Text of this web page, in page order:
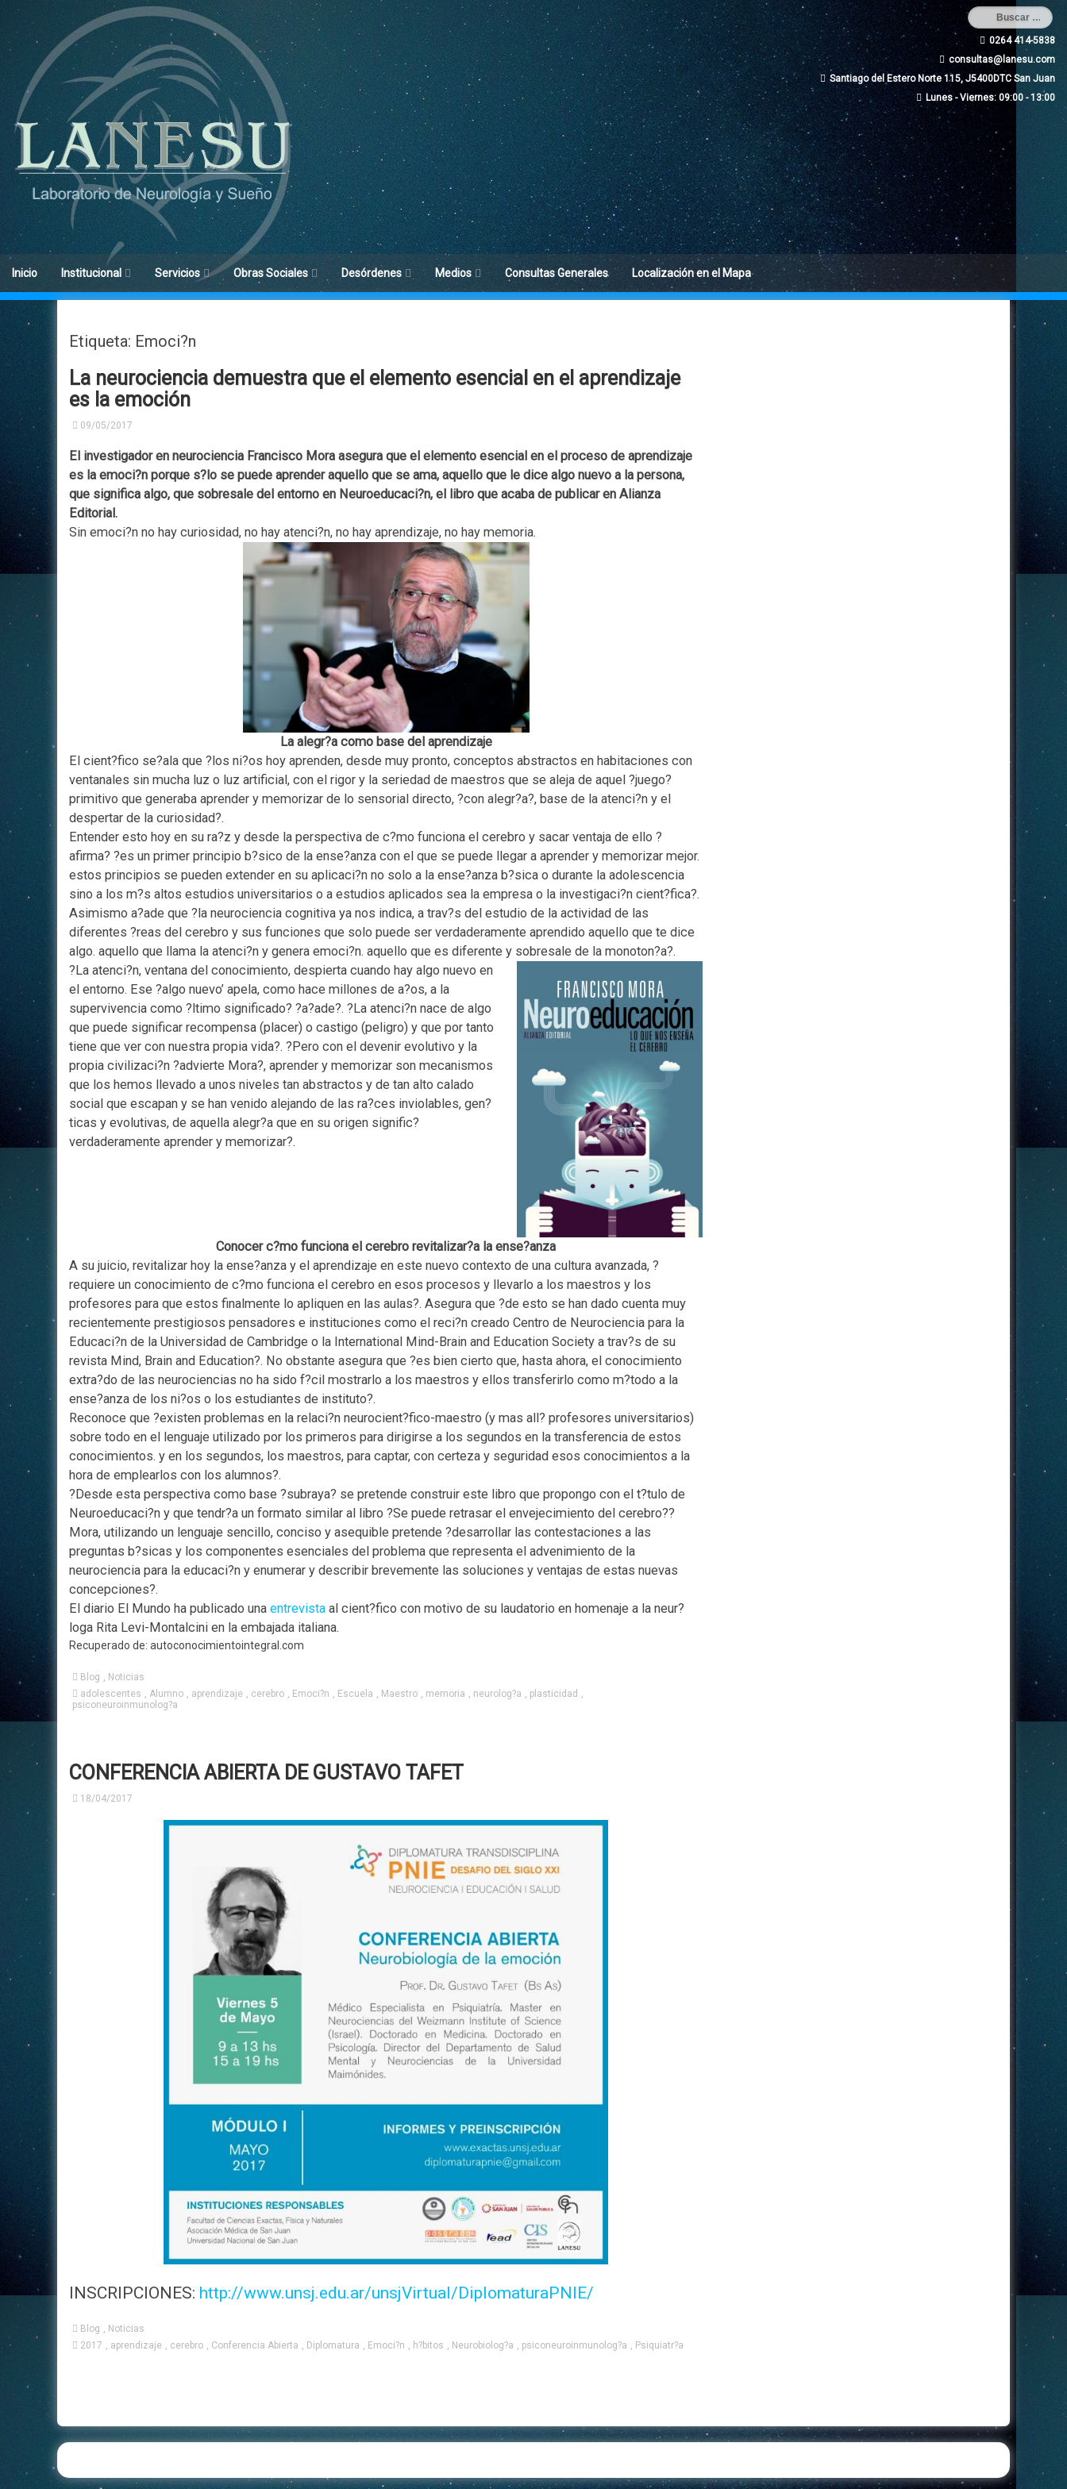
contenido
0264 414-5838
consultas@lanesu.com
Santiago del Estero Norte 115, J5400DTC San Juan
Lunes - Viernes: 09:00 - 13:00
Inicio Institucional
Historia
Nuestros Profesionales
Acceso Privado
Servicios
Neurofisiología
Neurología Clínica
Consultorios en Alquiler
Obras Sociales Desórdenes Medios
Programa de Youtube
Transdiciplina PINE
Otras Participaciones
Consultas Generales Localización en el Mapa
Etiqueta: Emoci?n
La neurociencia demuestra que el elemento esencial en el aprendizaje
es la emoción
09/05/2017
El investigador en neurociencia Francisco Mora asegura que el elemento esencial en el proceso de aprendizaje
es la emoci?n porque s?lo se puede aprender aquello que se ama, aquello que le dice algo nuevo a la persona,
que significa algo, que sobresale del entorno en Neuroeducaci?n, el libro que acaba de publicar en Alianza
Editorial.
Sin emoci?n no hay curiosidad, no hay atenci?n, no hay aprendizaje, no hay memoria.
La alegr?a como base del aprendizaje
El cient?fico se?ala que ?los ni?os hoy aprenden, desde muy pronto, conceptos abstractos en habitaciones con
ventanales sin mucha luz o luz artificial, con el rigor y la seriedad de maestros que se aleja de aquel ?juego?
primitivo que generaba aprender y memorizar de lo sensorial directo, ?con alegr?a?, base de la atenci?n y el
despertar de la curiosidad?.
Entender esto hoy en su ra?z y desde la perspectiva de c?mo funciona el cerebro y sacar ventaja de ello ?
afirma? ?es un primer principio b?sico de la ense?anza con el que se puede llegar a aprender y memorizar mejor.
estos principios se pueden extender en su aplicaci?n no solo a la ense?anza b?sica o durante la adolescencia
sino a los m?s altos estudios universitarios o a estudios aplicados sea la empresa o la investigaci?n cient?fica?.
Asimismo a?ade que ?la neurociencia cognitiva ya nos indica, a trav?s del estudio de la actividad de las
diferentes ?reas del cerebro y sus funciones que solo puede ser verdaderamente aprendido aquello que te dice
algo. aquello que llama la atenci?n y genera emoci?n. aquello que es diferente y sobresale de la monoton?a?.
?La atenci?n, ventana del conocimiento, despierta cuando hay algo nuevo en
el entorno. Ese ?algo nuevo’ apela, como hace millones de a?os, a la
supervivencia como ?ltimo significado? ?a?ade?. ?La atenci?n nace de algo
que puede significar recompensa (placer) o castigo (peligro) y que por tanto
tiene que ver con nuestra propia vida?. ?Pero con el devenir evolutivo y la
propia civilizaci?n ?advierte Mora?, aprender y memorizar son mecanismos
que los hemos llevado a unos niveles tan abstractos y de tan alto calado
social que escapan y se han venido alejando de las ra?ces inviolables, gen?
ticas y evolutivas, de aquella alegr?a que en su origen signific?
verdaderamente aprender y memorizar?.
Conocer c?mo funciona el cerebro revitalizar?a la ense?anza
A su juicio, revitalizar hoy la ense?anza y el aprendizaje en este nuevo contexto de una cultura avanzada, ?
requiere un conocimiento de c?mo funciona el cerebro en esos procesos y llevarlo a los maestros y los
profesores para que estos finalmente lo apliquen en las aulas?. Asegura que ?de esto se han dado cuenta muy
recientemente prestigiosos pensadores e instituciones como el reci?n creado Centro de Neurociencia para la
Educaci?n de la Universidad de Cambridge o la International Mind-Brain and Education Society a trav?s de su
revista Mind, Brain and Education?. No obstante asegura que ?es bien cierto que, hasta ahora, el conocimiento
extra?do de las neurociencias no ha sido f?cil mostrarlo a los maestros y ellos transferirlo como m?todo a la
ense?anza de los ni?os o los estudiantes de instituto?.
Reconoce que ?existen problemas en la relaci?n neurocient?fico-maestro (y mas all? profesores universitarios)
sobre todo en el lenguaje utilizado por los primeros para dirigirse a los segundos en la transferencia de estos
conocimientos. y en los segundos, los maestros, para captar, con certeza y seguridad esos conocimientos a la
hora de emplearlos con los alumnos?.
?Desde esta perspectiva como base ?subraya? se pretende construir este libro que propongo con el t?tulo de
Neuroeducaci?n y que tendr?a un formato similar al libro ?Se puede retrasar el envejecimiento del cerebro??
Mora, utilizando un lenguaje sencillo, conciso y asequible pretende ?desarrollar las contestaciones a las
preguntas b?sicas y los componentes esenciales del problema que representa el advenimiento de la
neurociencia para la educaci?n y enumerar y describir brevemente las soluciones y ventajas de estas nuevas
concepciones?.
El diario El Mundo ha publicado una entrevista al cient?fico con motivo de su laudatorio en homenaje a la neur?
loga Rita Levi-Montalcini en la embajada italiana.
Recuperado de: autoconocimientointegral.com
Blog , Noticias
adolescentes , Alumno , aprendizaje , cerebro , Emoci?n , Escuela , Maestro , memoria , neurolog?a , plasticidad ,
psiconeuroinmunolog?a
CONFERENCIA ABIERTA DE GUSTAVO TAFET
18/04/2017
INSCRIPCIONES: http://www.unsj.edu.ar/unsjVirtual/DiplomaturaPNIE/
Blog , Noticias
2017 , aprendizaje , cerebro , Conferencia Abierta , Diplomatura , Emoci?n , h?bitos , Neurobiolog?a , psiconeuroinmunolog?a , Psiquiatr?a